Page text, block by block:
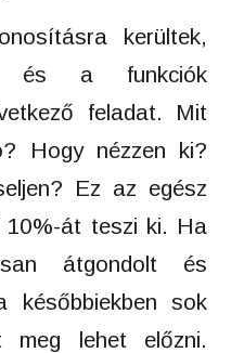
kerültek,
és a funkciók
feladat. Mit
Hogy nézzen ki?
Ez az egész
10%-át teszi ki. Ha
átgondolt és
későbbiekben sok
meg lehet előzni.